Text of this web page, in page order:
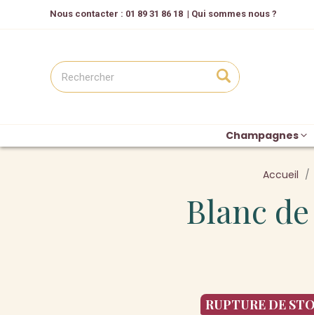
Nous contacter : 01 89 31 86 18 | Qui sommes nous ?
Champagnes
Accueil
Blanc
RUPTURE DE